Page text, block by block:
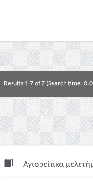
Results 1-7 of 7 (Search time:
Αγιορείτικα